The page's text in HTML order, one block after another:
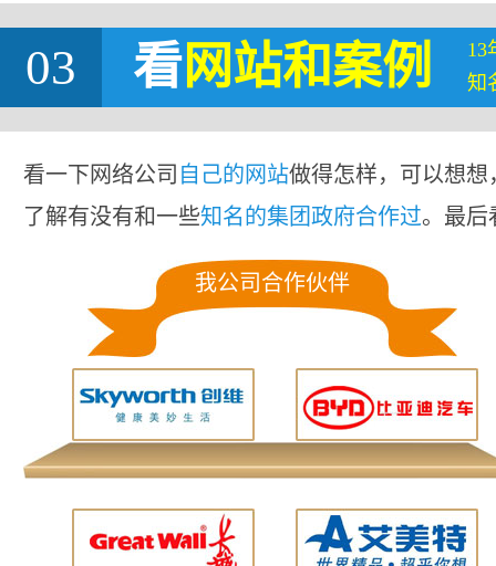
03 看网站和案例
13
知
看一下网络公司 自己的网站做得怎样，可以想
了解有没有和一些知名的集团政府合作过。最后
我公司合作伙伴